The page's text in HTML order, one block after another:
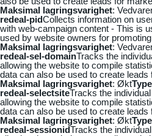
Maksimal lagringsvarighet:
redeal-pidCollects information on
with web-campaign content - This is
used by website owners for
Maksimal lagringsvarighet:
redeal-sel-domainTracks the
allowing the website to compile
data can also be used to create
Maksimal lagringsvarighet: ØktType
redeal-selectsiteTracks the
allowing the website to compile
data can also be used to create
Maksimal lagringsvarighet: ØktType
redeal-sessionidTracks the